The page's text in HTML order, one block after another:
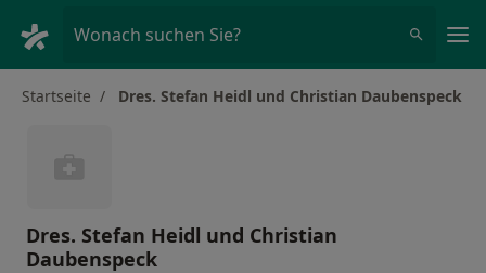
Wonach suchen Sie?
Startseite Dres. Stefan Heidl und Christian Daubenspeck
Dres. Stefan Heidl und Christian
Daubenspeck